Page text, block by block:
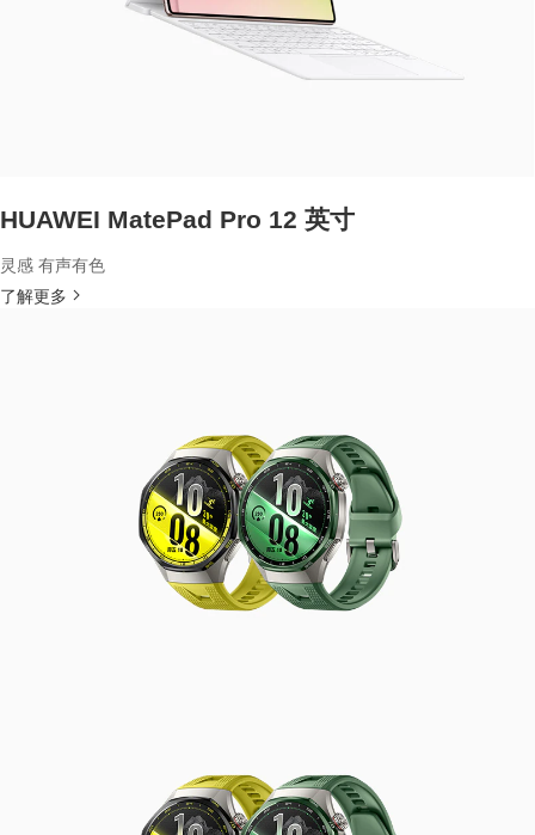
HUAWEI MatePad Pro 12 英寸
灵感 有声有色
了解更多